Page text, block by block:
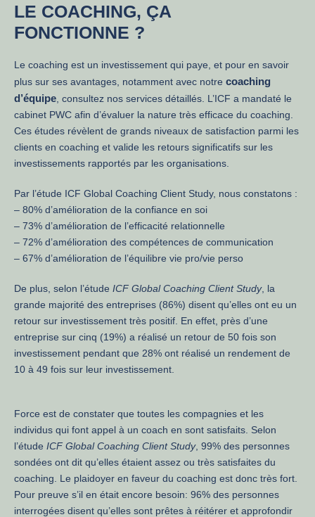
LE COACHING, ÇA
FONCTIONNE ?
Le coaching est un investissement qui paye, et pour en savoir
plus sur ses avantages, notamment avec notre coaching
d’équipe , consultez nos services détaillés. L’ICF a mandaté le
cabinet PWC afin d’évaluer la nature très efficace du coaching.
Ces études révèlent de grands niveaux de satisfaction parmi les
clients en coaching et valide les retours significatifs sur les
investissements rapportés par les organisations.
Par l’étude ICF Global Coaching Client Study, nous constatons :
– 80% d’amélioration de la confiance en soi
– 73% d’amélioration de l’efficacité relationnelle
– 72% d’amélioration des compétences de communication
– 67% d’amélioration de l’équilibre vie pro/vie perso
De plus, selon l’étude ICF Global Coaching Client Study, la
grande majorité des entreprises (86%) disent qu’elles ont eu un
retour sur investissement très positif. En effet, près d’une
entreprise sur cinq (19%) a réalisé un retour de 50 fois son
investissement pendant que 28% ont réalisé un rendement de
10 à 49 fois sur leur investissement.
Force est de constater que toutes les compagnies et les
individus qui font appel à un coach en sont satisfaits. Selon
l’étude ICF Global Coaching Client Study, 99% des personnes
sondées ont dit qu’elles étaient assez ou très satisfaites du
coaching. Le plaidoyer en faveur du coaching est donc très fort.
Pour preuve s’il en était encore besoin: 96% des personnes
interrogées disent qu’elles sont prêtes à réitérer et approfondir